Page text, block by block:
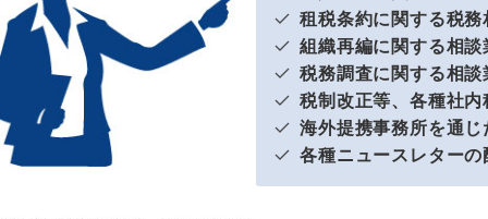
租税条約に関する税務
組織再編に関する相談
税務調査に関する相談
税制改正等、各種社内
海外提携事務所を通
各種ニュースレター